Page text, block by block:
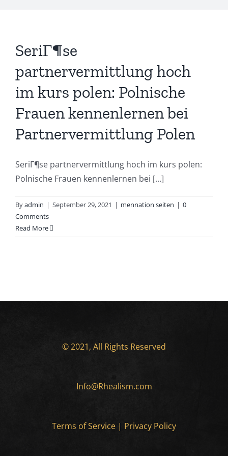
SeriГ¶se
partnervermittlung hoch
im kurs polen: Polnische
Frauen kennenlernen bei
Partnervermittlung Polen
SeriГ¶se partnervermittlung hoch im kurs polen:
Polnische Frauen kennenlernen bei [...]
Byadmin | September 29, 2021 | mennation seiten | 0
Comments
Read More
© 2021, All Rights Reserved
Info@Rhealism.com
Terms of Service | Privacy Policy